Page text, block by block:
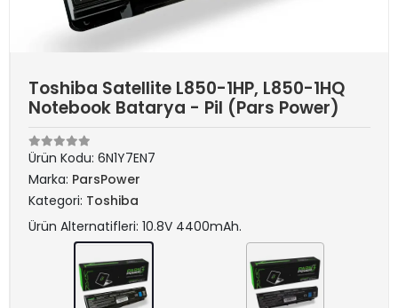
Toshiba Satellite L850-1HP, L850-1HQ
Notebook Batarya - Pil (Pars Power)
Ürün Kodu: 6N1Y7EN7
Marka: ParsPower
Kategori: Toshiba
Ürün Alternatifleri: 10.8V 4400mAh.